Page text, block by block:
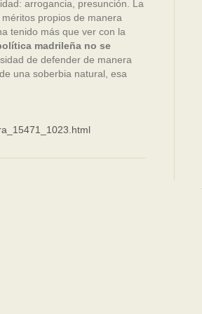
arrogancia, presunción. La
propios de manera
tenido más que ver con la
madrileña no se
de defender de manera
una soberbia natural, esa